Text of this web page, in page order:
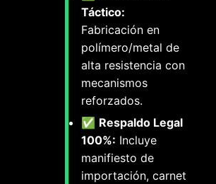
Táctico:
Fabricación en
polímero/metal de
alta resistencia con
mecanismos
reforzados.
✅ Respaldo Legal
100%: Incluye
manifiesto de
importación, carnet